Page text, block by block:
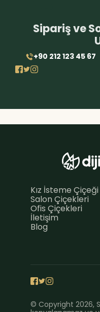
Sipariş ve
+90 212 123 45 67
Kız İsteme Çiçeği
Salon Çiçekleri
Ofis Çiçekleri
İletişim
Blog
© Copyright 2026,